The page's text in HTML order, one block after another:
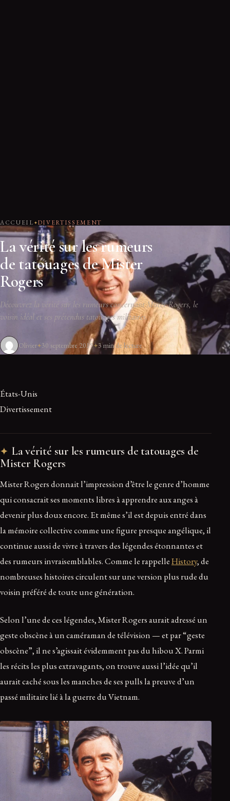
ACCUEIL DIVERTISSEMENT
La vérité sur les rumeurs
de tatouages de Mister
Rogers
Découvrez la vérité sur les rumeurs concernant Mister Rogers, le
voisin idéal et ses prétendus tatouages militaires.
Olivier 30 septembre 2019 3 min de lecture
États-Unis
Divertissement
La vérité sur les rumeurs de tatouages de
Mister Rogers
Mister Rogers donnait l’impression d’être le genre d’homme
qui consacrait ses moments libres à apprendre aux anges à
devenir plus doux encore. Et même s’il est depuis entré dans
la mémoire collective comme une figure presque angélique, il
continue aussi de vivre à travers des légendes étonnantes et
des rumeurs invraisemblables. Comme le rappelleHistory, de
nombreuses histoires circulent sur une version plus rude du
voisin préféré de toute une génération.
Selon l’une de ces légendes, Mister Rogers aurait adressé un
geste obscène à un caméraman de télévision — et par “geste
obscène”, il ne s’agissait évidemment pas du hibou X. Parmi
les récits les plus extravagants, on trouve aussi l’idée qu’il
aurait caché sous les manches de ses pulls la preuve d’un
passé militaire lié à la guerre du Vietnam.